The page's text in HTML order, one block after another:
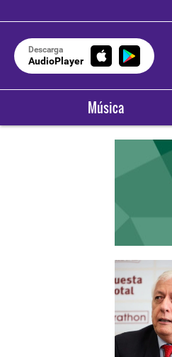
Descarga
AudioPlayer
Música